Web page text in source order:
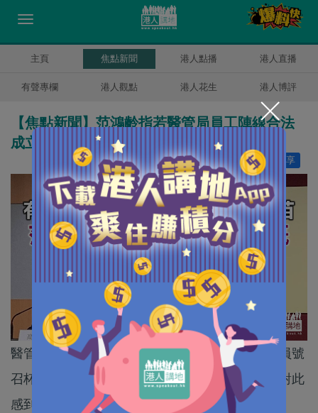
主頁 焦點新聞 港人點播 港人直播
有聲專欄 港人觀點 港人花生 港人博評
【焦點新聞】范鴻齡指若醫管局員工陣線合法
成立 局方無權取締
分享
讚好 5
醫管局主席范鴻齡表示，留意到有一小撮醫護人員號
召杯葛安心出行應用程式及抹黑國產新冠疫苗，對此
感到極度反感及憤慨。